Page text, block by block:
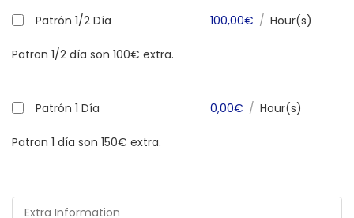
Patrón 1/2 Día 100,00€ / Hour(s)
Patron 1/2 día son 100€ extra.
Patrón 1 Día 0,00€ / Hour(s)
Patron 1 día son 150€ extra.